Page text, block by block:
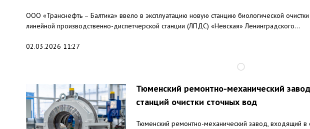
ООО «Транснефть – Балтика» ввело в эксплуатацию новую станцию биологической
линейной производственно-диспетчерской станции (ЛПДС) «Невская» Ленинградского...
02.03.2026 11:27
Тюменский ремонтно-механический
станций очистки сточных вод
Тюменский ремонтно-механический завод, входящий